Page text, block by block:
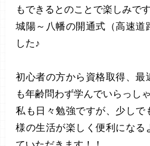
もできるとのことで楽しみです
城陽～八幡の開通式（高速道
した♪
初心者の方から資格取得、最
も年齢問わず学んでいらっし
私も日々勉強ですが、少しで
様の生活が楽しく便利になる